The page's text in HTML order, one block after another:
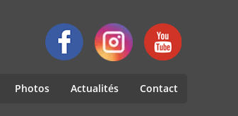
Photos Actualités Contact